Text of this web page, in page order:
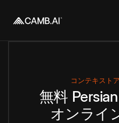
コンテキスト
無料 Persian
オンライ